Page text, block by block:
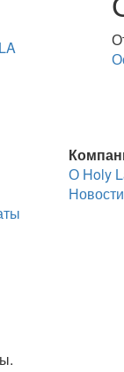
О Holy
Новости